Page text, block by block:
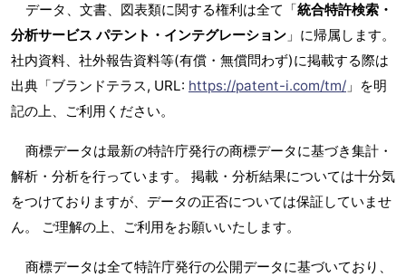
データ、文書、図表類に関する権利は全て「統合特許検索・
分析サービス パテント・インテグレーション 」に帰属します。
社内資料、社外報告資料等(有償・無償問わず)に掲載する際は
出典「ブランドテラス, URL: https://patent-i.com/tm/ 」を明
記の上、ご利用ください。
商標データは最新の特許庁発行の商標データに基づき集計・
解析・分析を行っています。 掲載・分析結果については十分気
をつけておりますが、データの正否については保証していませ
ん。 ご理解の上、ご利用をお願いいたします。
商標データは全て特許庁発行の公開データに基づいており、